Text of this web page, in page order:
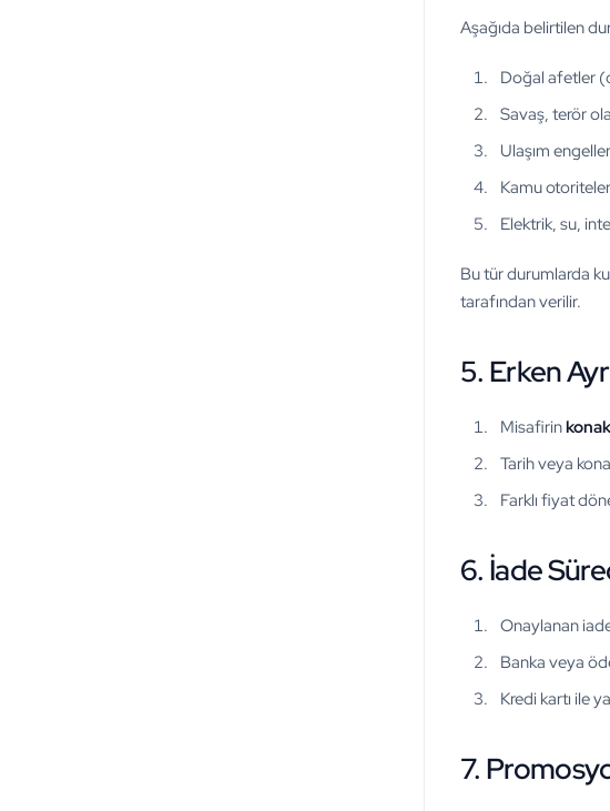
Aşağıda belirtilen
Doğal afetler
Savaş, terör
Ulaşım
Kamu
Elektrik, su,
Bu tür durumlarda
tarafından verilir.
5. Erken
Misafirin
Tarih veya
Farklı fiyat
6. İade
Onaylanan
Banka veya
Kredi kartı ile
7.